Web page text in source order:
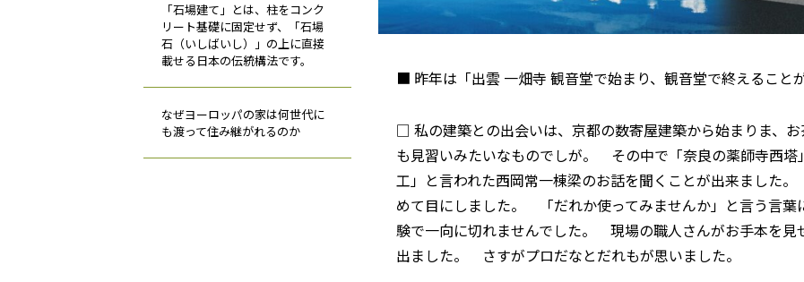
■ 昨年は「出雲 一畑寺 観音堂で始まり、観音堂で終えること
□ 私の建築との出会いは、京都の数寄屋建築から始まりま、
も見習いみたいなものでしが。 その中で「奈良の薬師寺西塔
工」と言われた西岡常一棟梁のお話を聞くことが出来ました
めて目にしました。 「だれか使ってみませんか」と言う言葉
験で一向に切れませんでした。 現場の職人さんがお手本を見
出ました。 さすがプロだなとだれもが思いました。
「石場建て」とは、柱をコンク
リート基礎に固定せず、「石場
石（いしばいし）」の上に直接
載せる日本の伝統構法です。
なぜヨーロッパの家は何世代に
も渡って住み継がれるのか